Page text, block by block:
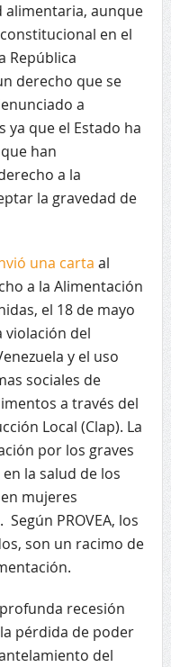
alimentaria, aunque
en el
República
derecho que se
a
ya que el Estado ha
han
a la
la gravedad de
una carta al
a la Alimentación
el 18 de mayo
violación del
y el uso
sociales de
a través del
Local (Clap). La
por los graves
la salud de los
mujeres
PROVEA, los
son un racimo de
recesión
pérdida de poder
del